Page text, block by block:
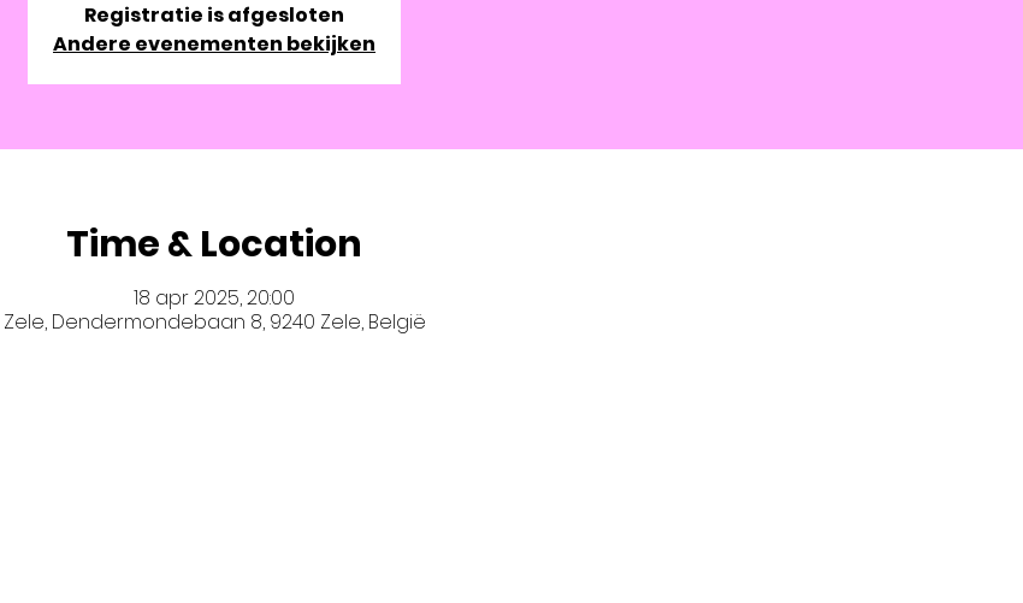
Registratie is afgesloten
Andere evenementen bekijken
Time & Location
18 apr 2025, 20:00
Zele, Dendermondebaan 8, 9240 Zele, België